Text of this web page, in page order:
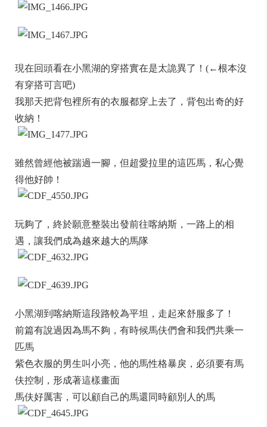
現在回頭看在小黑湖的穿搭實在是太詭異了！(←根本沒
有穿搭可言吧)
我那天把背包裡所有的衣服都穿上去了，背包出奇的好
收納！
雖然曾經他被踹過一腳，但超愛拉里的這匹馬，私心覺
得他好帥！
玩夠了，終於願意整裝出發前往喀納斯，一路上的相
遇，讓我們成為越來越大的馬隊
小黑湖到喀納斯這段路較為平坦，走起來舒服多了！
前篇有說過因為馬不夠，有時候馬伕們會和我們共乘一
匹馬
紫色衣服的男生叫小亮，他的馬性格暴戾，必須要有馬
伕控制，形成著這樣畫面
馬伕好厲害，可以顧自己的馬還同時顧別人的馬